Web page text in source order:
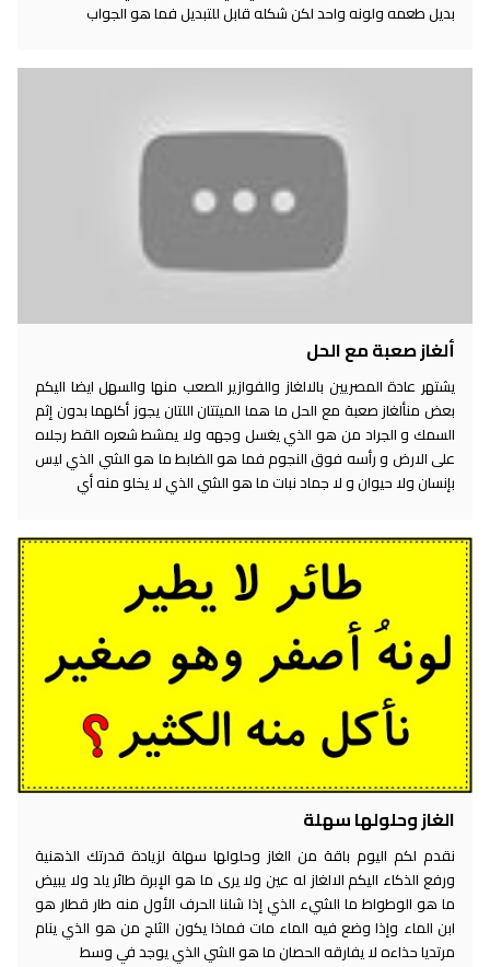
بديل طعمه ولونه واحد لكن شكله قابل للتبديل فما هو الجواب
ألغاز صعبة مع الحل
يشتهر عادة المصريين بالالغاز والفوازير الصعب منها والسهل ايضا اليكم
بعض منألغاز صعبة مع الحل ما هما الميتتان اللتان يجوز أكلهما بدون إثم
السمك و الجراد من هو الذي يغسل وجهه ولا يمشط شعره القط رجلاه
على الارض و رأسه فوق النجوم فما هو الضابط ما هو الشي الذي ليس
بإنسان ولا حيوان و لا جماد نبات ما هو الشي الذي لا يخلو منه أي
الغاز وحلولها سهلة
نقدم لكم اليوم باقة من الغاز وحلولها سهلة لزيادة قدرتك الذهنية
ورفع الذكاء اليكم الالغاز له عين ولا يرى ما هو الإبرة طائر يلد ولا يبيض
ما هو الوطواط ما الشيء الذي إذا شلنا الحرف الأول منه طار قطار هو
ابن الماء وإذا وضع فيه الماء مات فماذا يكون الثلج من هو الذي ينام
مرتديا حذاءه لا يفارقه الحصان ما هو الشي الذي يوجد في وسط